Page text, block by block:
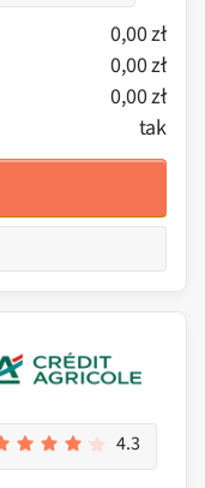
0,00 zł
0,00 zł
0,00 zł
tak
4.3